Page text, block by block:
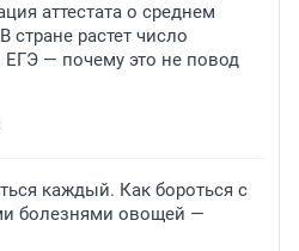
аттестата о среднем
стране растет число
ЕГЭ — почему это не повод
каждый. Как бороться с
болезнями овощей —